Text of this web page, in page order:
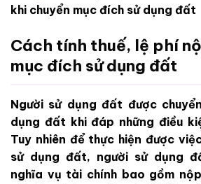
khi chuyển mục đích sử dụng đất
Cách tính thuế, lệ phí
mục đích sử dụng đất
Người sử dụng đất được
dụng đất khi đáp những điều
Tuy nhiên để thực hiện được
sử dụng đất, người sử dụng
nghĩa vụ tài chính bao gồm